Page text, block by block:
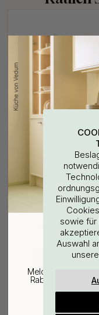
3.60 €
Auf Lager
POPULAR
sowie für
Auswahl
WOULD YOU
EU
25%
Melde dich für
Rabatt auf den
plus